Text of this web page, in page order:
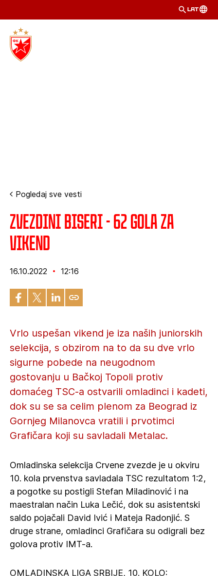
LAT
Pogledaj sve vesti
Zvezdini biseri - 62 gola za
vikend
16.10.2022 12:16
Vrlo uspešan vikend je iza naših juniorskih
selekcija, s obzirom na to da su dve vrlo
sigurne pobede na neugodnom
gostovanju u Bačkoj Topoli protiv
domaćeg TSC-a ostvarili omladinci i kadeti,
dok su se sa celim plenom za Beograd iz
Gornjeg Milanovca vratili i prvotimci
Grafičara koji su savladali Metalac.
Omladinska selekcija Crvene zvezde je u okviru
10. kola prvenstva savladala TSC rezultatom 1:2,
a pogotke su postigli Stefan Miladinović i na
maestralan način Luka Lečić, dok su asistentski
saldo pojačali David Ivić i Mateja Radonjić. S
druge strane, omladinci Grafičara su odigrali bez
golova protiv IMT-a.
OMLADINSKA LIGA SRBIJE, 10. KOLO: